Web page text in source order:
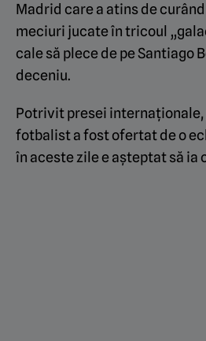
Madrid care a atins de
meciuri jucate în tricoul
cale să plece de pe Santiago
deceniu.
Potrivit presei internaționale,
fotbalist a fost ofertat de o
în aceste zile e așteptat să ia